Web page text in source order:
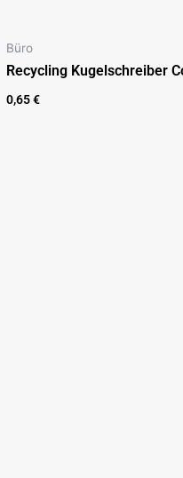
Büro
Recycling Kugelschreiber
0,65€